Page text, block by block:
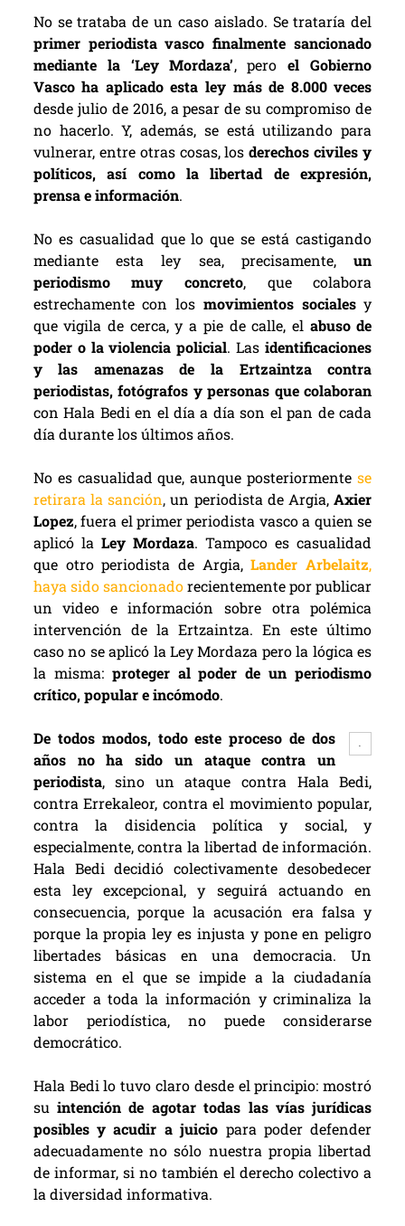
No se trataba de un caso aislado. Se trataría del
primer periodista vasco finalmente sancionado
mediante la ‘Ley Mordaza’, peroel Gobierno
Vasco ha aplicado esta ley más de 8.000 veces
desde julio de 2016, a pesar de su compromiso de
no hacerlo. Y, además, se está utilizando para
vulnerar, entre otras cosas, losderechos civiles y
políticos, así como la libertad de expresión,
prensa e información.
No es casualidad que lo que se está castigando
mediante esta ley sea, precisamente,un
periodismo muy concreto, que colabora
estrechamente con los movimientos socialesy
que vigila de cerca, y a pie de calle, el abuso de
poder o la violencia policial. Lasidentificaciones
y las amenazas de la Ertzaintza contra
periodistas, fotógrafos y personas que colaboran
con Hala Bedi en el día a día son el pan de cada
día durante los últimos años.
No es casualidad que, aunque posteriormente se
retirara la sanción,un periodista de Argia,Axier
Lopez, fuera el primer periodista vasco a quien se
aplicó la Ley Mordaza. Tampoco es casualidad
que otro periodista de Argia, Lander Arbelaitz,
haya sido sancionadorecientemente por publicar
un video e información sobre otra polémica
intervención de la Ertzaintza. En este último
caso no se aplicó la Ley Mordaza pero la lógica es
la misma: proteger al poder de un periodismo
crítico, popular e incómodo.
De todos modos, todo este proceso de dos
años no ha sido un ataque contra un
periodista, sino un ataque contra Hala Bedi,
contra Errekaleor, contra el movimiento popular,
contra la disidencia política y social, y
especialmente, contra la libertad de información.
Hala Bedi decidió colectivamente desobedecer
esta ley excepcional, y seguirá actuando en
consecuencia, porque la acusación era falsa y
porque la propia ley es injusta y pone en peligro
libertades básicas en una democracia. Un
sistema en el que se impide a la ciudadanía
acceder a toda la información y criminaliza la
labor periodística, no puede considerarse
democrático.
Hala Bedi lo tuvo claro desde el principio: mostró
suintención de agotar todas las vías jurídicas
posibles y acudir a juicio para poder defender
adecuadamente no sólo nuestra propia libertad
de informar, si no también el derecho colectivo a
la diversidad informativa.